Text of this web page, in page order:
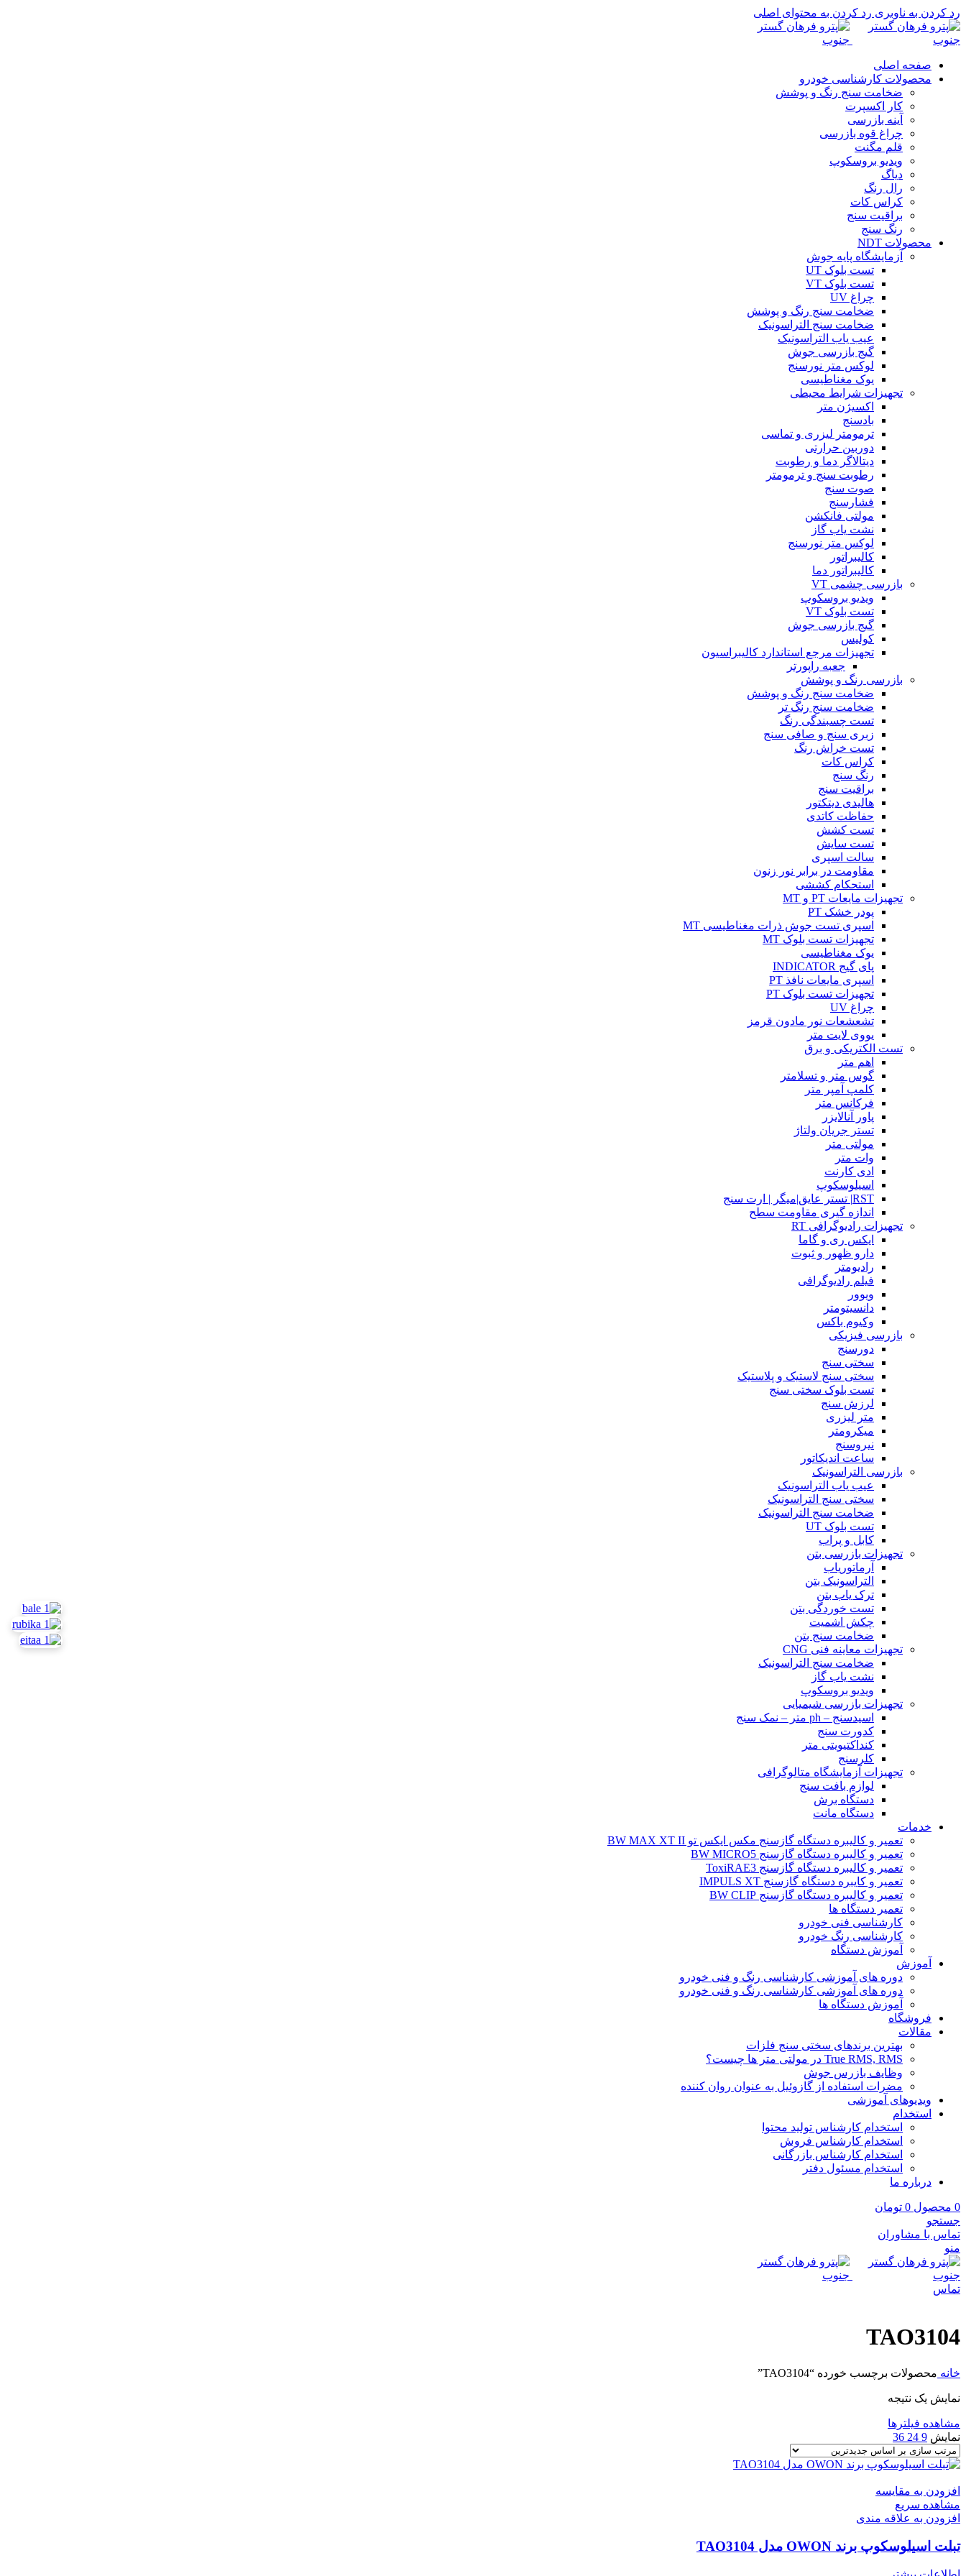
رد کردن به ناوبری رد کردن به محتوای اصلی
صفحه اصلی
محصولات کارشناسی خودرو
ضخامت سنج رنگ و پوشش
کار اکسپرت
آینه بازرسی
چراغ قوه بازرسی
قلم مگنت
ویدیو بروسکوپ
دیاگ
رال رنگ
کراس کات
براقیت سنج
رنگ سنج
محصولات NDT
آزمایشگاه پایه جوش
تست بلوک UT
تست بلوک VT
چراغ UV
ضخامت سنج رنگ و پوشش
ضخامت سنج التراسونیک
عیب یاب التراسونیک
گیج بازرسی جوش
لوکس متر نورسنج
یوک مغناطیسی
تجهیزات شرایط محیطی
اکسیژن متر
بادسنج
ترمومتر لیزری و تماسی
دوربین حرارتی
دیتالاگر دما و رطوبت
رطوبت سنج و ترمومتر
صوت سنج
فشارسنج
مولتی فانکشن
نشت یاب گاز
لوکس متر نورسنج
کالیبراتور
کالیبراتور دما
بازرسی چشمی VT
ویدیو بروسکوپ
تست بلوک VT
گیج بازرسی جوش
کولیس
تجهیزات مرجع استاندارد کالیبراسیون
جعبه راپورتر
بازرسی رنگ و پوشش
ضخامت سنج رنگ و پوشش
ضخامت سنج رنگ تر
تست چسبندگی رنگ
زبری سنج و صافی سنج
تست خراش رنگ
کراس کات
رنگ سنج
براقیت سنج
هالیدی دیتکتور
حفاظت کاتدی
تست کشش
تست سایش
سالت اسپری
مقاومت در برابر نور زنون
استحکام کششی
تجهیزات مایعات PT و MT
پودر خشک PT
اسپری تست جوش ذرات مغناطیسی MT
تجهیزات تست بلوک MT
یوک مغناطیسی
پای گیج INDICATOR
اسپری مایعات نافذ PT
تجهیزات تست بلوک PT
چراغ UV
تشعشعات نور مادون قرمز
یووی لایت متر
تست الکتریکی و برق
اهم متر
گوس متر و تسلامتر
کلمپ آمپر متر
فرکانس متر
پاور آنالایزر
تستر جریان ولتاژ
مولتی متر
وات متر
ادی کارنت
اسیلوسکوپ
RST| تستر عایق|میگر | ارت سنج
اندازه گیری مقاومت سطح
تجهیزات رادیوگرافی RT
ایکس ری و گاما
دارو ظهور و ثبوت
رادیومتر
فیلم رادیوگرافی
ویوور
دانسیتومتر
وکیوم باکس
بازرسی فیزیکی
دورسنج
سختی سنج
سختی سنج لاستیک و پلاستیک
تست بلوک سختی سنج
لرزش سنج
متر لیزری
میکرومتر
نیروسنج
ساعت اندیکاتور
بازرسی التراسونیک
عیب یاب التراسونیک
سختی سنج التراسونیک
ضخامت سنج التراسونیک
تست بلوک UT
کابل و پراب
تجهیزات بازرسی بتن
آرماتوریاب
التراسونیک بتن
ترک یاب بتن
تست خوردگی بتن
چکش اشمیت
ضخامت سنج بتن
تجهیزات معاینه فنی CNG
ضخامت سنج التراسونیک
نشت یاب گاز
ویدیو بروسکوپ
تجهیزات بازرسی شیمیایی
اسیدسنج – ph متر – نمک سنج
کدورت سنج
کنداکتیویتی متر
کلرسنج
تجهیزات آزمایشگاه متالوگرافی
لوازم بافت سنج
دستگاه برش
دستگاه مانت
خدمات
تعمیر و کالیبره دستگاه گازسنج مکس ایکس تو BW MAX XT II
تعمیر و کالیبره دستگاه گازسنج BW MICRO5
تعمیر و کالیبره دستگاه گازسنج ToxiRAE3
تعمیر و کایبره دستگاه گازسنج IMPULS XT
تعمیر و کالیبره دستگاه گازسنج BW CLIP
تعمیر دستگاه ها
کارشناسی فنی خودرو
کارشناسی رنگ خودرو
آموزش دستگاه
آموزش
دوره های آموزشی کارشناسی رنگ و فنی خودرو
دوره های آموزشی کارشناسی رنگ و فنی خودرو
آموزش دستگاه ها
فروشگاه
مقالات
بهترین برندهای سختی سنج فلزات
True RMS, RMS در مولتی متر ها چیست؟
وظایف بازرس جوش
مضرات استفاده از گازوئیل به عنوان روان کننده
ویدیوهای آموزشی
استخدام
استخدام کارشناس تولید محتوا
استخدام کارشناس فروش
استخدام کارشناس بازرگانی
استخدام مسئول دفتر
درباره ما
0 محصول 0 تومان
جستجو
تماس با مشاوران
منو
تماس
TAO3104
خانه محصولات برچسب خورده “TAO3104”
نمایش یک نتیجه
مشاهده فیلترها
نمایش 9
24
36
افزودن به مقایسه
مشاهده سریع
افزودن به علاقه مندی
تبلت اسیلوسکوپ برند OWON مدل TAO3104